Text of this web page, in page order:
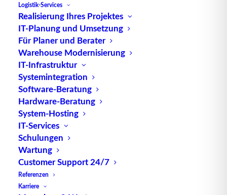
Logistik-Services
Realisierung Ihres Projektes
IT-Planung und Umsetzung
Für Planer und Berater
Warehouse Modernisierung
IT-Infrastruktur
Systemintegration
Software-Beratung
Hardware-Beratung
System-Hosting
IT-Services
Schulungen
Wartung
Customer Support 24/7
Referenzen
Karriere
Warum geopolitische
Entwicklungen die Intralogistik
neu definieren
GlobaleLieferketten
nahezu selbstverständlich. Unternehmen
optimierten ihre Beschaffungs- und
Produktionsprozesse auf maximale Effizienz,